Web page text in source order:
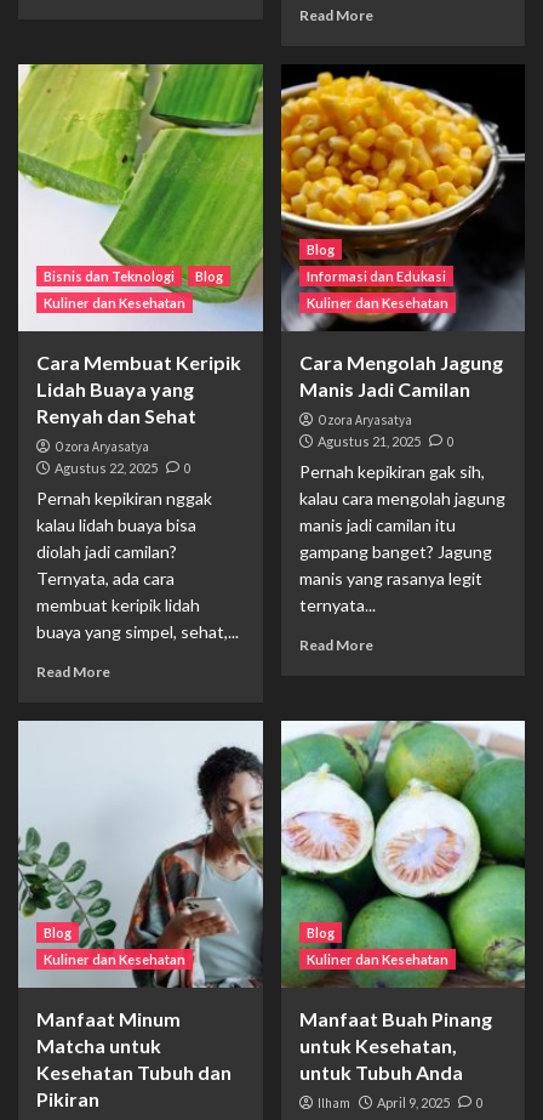
Read More
Bisnis dan Teknologi
Blog
Kuliner dan Kesehatan
Cara Membuat Keripik
Lidah Buaya yang
Renyah dan Sehat
Ozora Aryasatya
Agustus 22, 2025 0
Pernah kepikiran nggak
kalau lidah buaya bisa
diolah jadi camilan?
Ternyata, ada cara
membuat keripik lidah
buaya yang simpel, sehat,...
Read More
Blog
Informasi dan Edukasi
Kuliner dan Kesehatan
Cara Mengolah Jagung
Manis Jadi Camilan
Ozora Aryasatya
Agustus 21, 2025 0
Pernah kepikiran gak sih,
kalau cara mengolah jagung
manis jadi camilan itu
gampang banget? Jagung
manis yang rasanya legit
ternyata...
Read More
Blog
Kuliner dan Kesehatan
Manfaat Minum
Matcha untuk
Kesehatan Tubuh dan
Pikiran
Blog
Kuliner dan Kesehatan
Manfaat Buah Pinang
untuk Kesehatan,
untuk Tubuh Anda
Ilham April 9, 2025 0